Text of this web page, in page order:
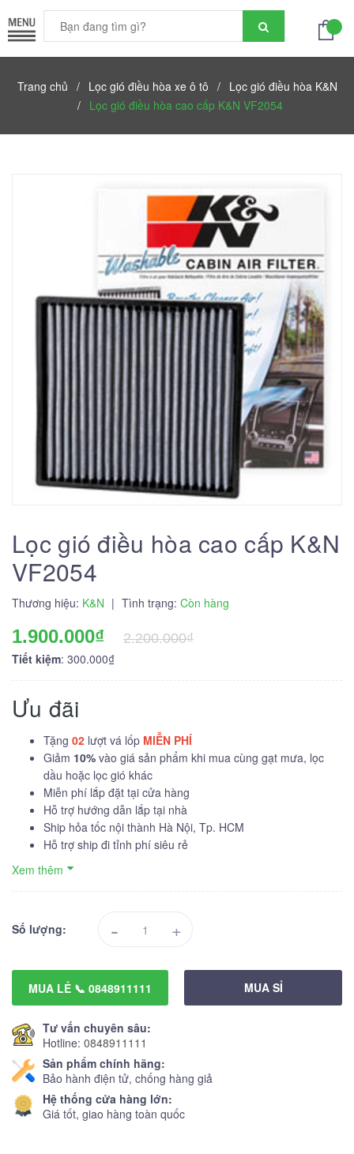
Trang chủ / Lọc gió điều hòa xe ô tô / Lọc gió điều hòa K&N
/ Lọc gió điều hòa cao cấp K&N VF2054
Lọc gió điều hòa cao cấp K&N
VF2054
Thương hiệu: K&N | Tình trạng: Còn hàng
1.900.000₫
2.200.000₫
Tiết kiệm: 300.000₫
Ưu đãi
Tặng 02 lượt vá lốp MIỄN PHÍ
Giảm 10% vào giá sản phẩm khi mua cùng gạt mưa, lọc
dầu hoặc lọc gió khác
Miễn phí lắp đặt tại cửa hàng
Hỗ trợ hướng dẫn lắp tại nhà
Ship hỏa tốc nội thành Hà Nội, Tp. HCM
Hỗ trợ ship đi tỉnh phí siêu rẻ
Xem thêm
Số lượng: - +
MUA LẺ 📞 0848911111 MUA SỈ
Tư vấn chuyên sâu:
Hotline: 0848911111
Sản phẩm chính hãng:
Bảo hành điện tử, chống hàng giả
Hệ thống cửa hàng lớn:
Giá tốt, giao hàng toàn quốc